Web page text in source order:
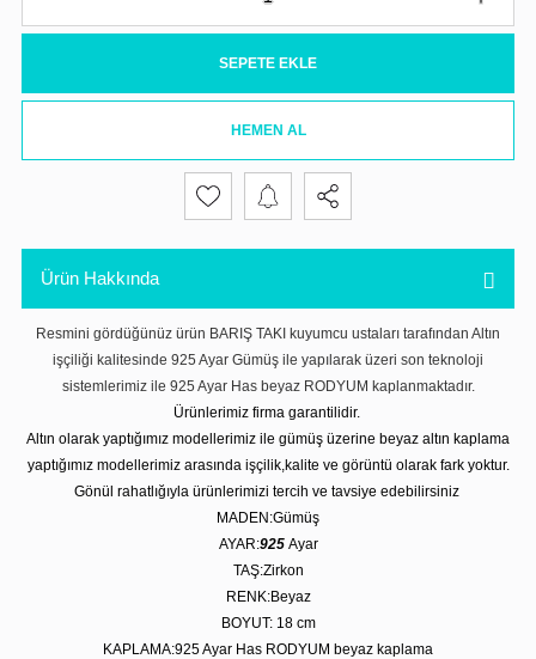
SEPETE EKLE
HEMEN AL
Ürün Hakkında
Resmini gördüğünüz ürün BARIŞ TAKI kuyumcu ustaları tarafından Altın
işçiliği kalitesinde 925 Ayar Gümüş ile yapılarak üzeri son teknoloji
sistemlerimiz ile 925 Ayar Has beyaz RODYUM kaplanmaktadır.
Ürünlerimiz firma garantilidir.
Altın olarak yaptığımız modellerimiz ile gümüş üzerine beyaz altın kaplama
yaptığımız modellerimiz arasında işçilik,kalite ve görüntü olarak fark yoktur.
Gönül rahatlığıyla ürünlerimizi tercih ve tavsiye edebilirsiniz
MADEN:Gümüş
AYAR:925 Ayar
TAŞ:Zirkon
RENK:Beyaz
BOYUT: 18 cm
KAPLAMA:925 Ayar Has RODYUM beyaz kaplama